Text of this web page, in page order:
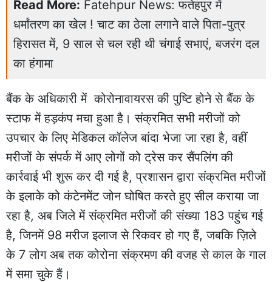
Read More: Fatehpur News: फतेहपुर में
धर्मांतरण का खेल ! चाट का ठेला लगाने वाले पिता-पुत्र
हिरासत में, 9 साल से चल रही थी चंगाई सभाएं, बजरंग दल
का हंगामा
बैंक के अधिकारी में कोरोनावायरस की पुष्टि होने से बैंक के
स्टाफ में हड़कंप मचा हुआ है। संक्रमित सभी मरीजों को
उपचार के लिए मेडिकल कॉलेज बांदा भेजा जा रहा है, वहीं
मरीजों के संपर्क में आए लोगों को ट्रेस कर सैंपलिंग की
कार्रवाई भी शुरू कर दी गई है, प्रशासन द्वारा संक्रमित मरीजों
के इलाके को कंटेनमेंट जोन घोषित करते हुए सील कराया जा
रहा है, अब जिले में संक्रमित मरीजों की संख्या 183 पहुंच गई
है, जिनमें 98 मरीज इलाज से रिकवर हो गए हैं, जबकि ज़िले
के 7 लोग अब तक कोरोना संक्रमण की वजह से काल के गाल
में समा चुके हैं।